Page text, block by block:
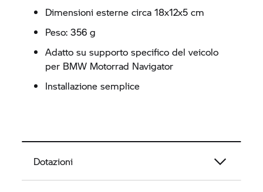
Dimensioni esterne circa 18x12x5 cm
Peso: 356 g
Adatto su supporto specifico del veicolo
per BMW Motorrad Navigator
Installazione semplice
Dotazioni